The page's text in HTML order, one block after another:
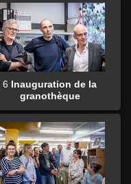
6 Inauguration de la
granothèque